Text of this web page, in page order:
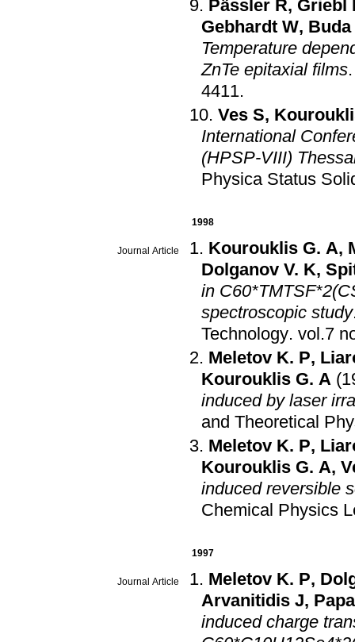
Pässler R, Griebl
Gebhardt W, Buda
Temperature
ZnTe epitaxial films
4411.
Ves S,
International
(HPSP-VIII)
Physica Status
1998
Journal Article Kourouklis G. A,
Dolganov V. K,
in
spectroscopic study
Technology.
Meletov K. P,
Kourouklis G. A
induced by laser
and Theoretical
Meletov K. P,
Kourouklis G. A,
induced reversible
Chemical Physics
1997
Journal Article Meletov K. P,
Arvanitidis J,
induced charge